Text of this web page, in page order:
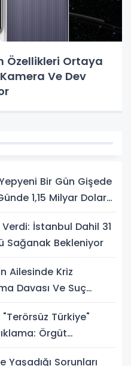
Özellikleri Ortaya
Ve Dev
Bir Gün Gişede
1,15 Milyar Dolar
İstanbul Dahil 31
Sağanak Bekleniyor
Ailesinde Kriz
Davası Ve Suç
Türkiye"
Örgüt
Yaşadığı Sorunları